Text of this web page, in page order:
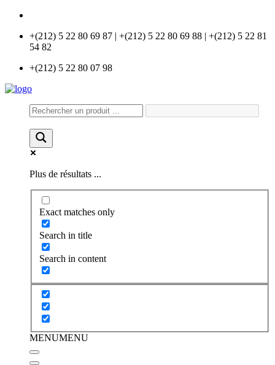
+(212) 5 22 80 69 87 | +(212) 5 22 80 69 88 | +(212) 5 22 81
54 82
+(212) 5 22 80 07 98
Plus de résultats ...
Exact matches only
Search in title
Search in content
MENUMENU